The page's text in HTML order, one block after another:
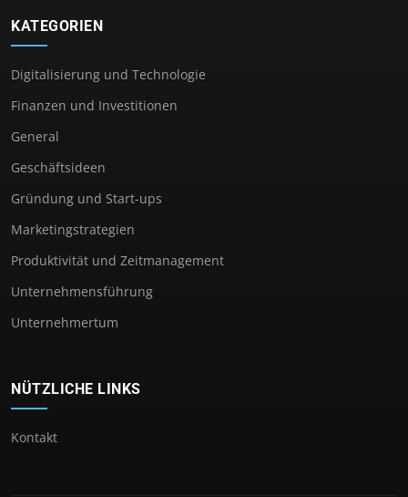
KATEGORIEN
Digitalisierung und Technologie
Finanzen und Investitionen
General
Geschäftsideen
Gründung und Start-ups
Marketingstrategien
Produktivität und Zeitmanagement
Unternehmensführung
Unternehmertum
NÜTZLICHE LINKS
Kontakt